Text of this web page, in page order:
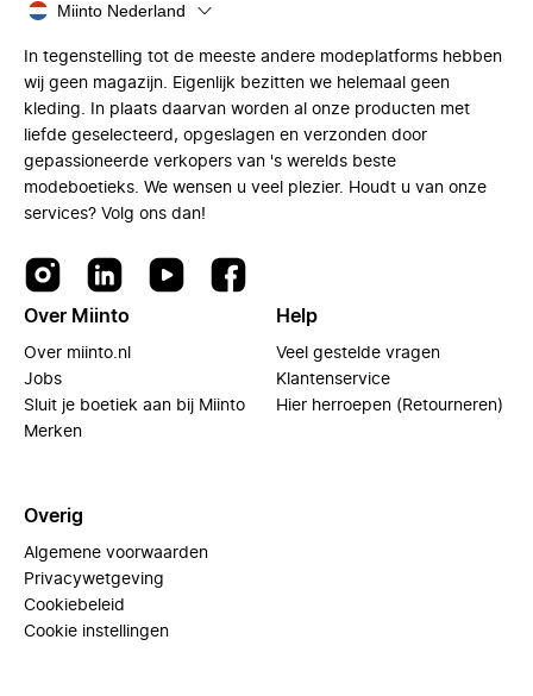
Miinto Nederland
In tegenstelling tot de meeste andere modeplatforms hebben
wij geen magazijn. Eigenlijk bezitten we helemaal geen
kleding. In plaats daarvan worden al onze producten met
liefde geselecteerd, opgeslagen en verzonden door
gepassioneerde verkopers van 's werelds beste
modeboetieks. We wensen u veel plezier. Houdt u van onze
services? Volg ons dan!
Over Miinto
Over miinto.nl
Jobs
Sluit je boetiek aan bij Miinto
Merken
Help
Veel gestelde vragen
Klantenservice
Hier herroepen (Retourneren)
Overig
Algemene voorwaarden
Privacywetgeving
Cookiebeleid
Cookie instellingen